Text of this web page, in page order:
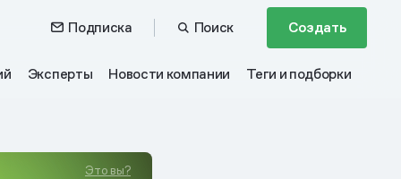
Подписка Поиск Создать
Эксперты Новости компании Теги и подборки
Это вы?